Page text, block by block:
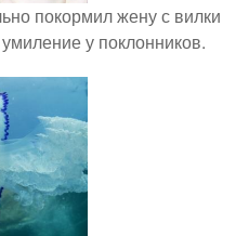
покормил жену с вилки
у поклонников.